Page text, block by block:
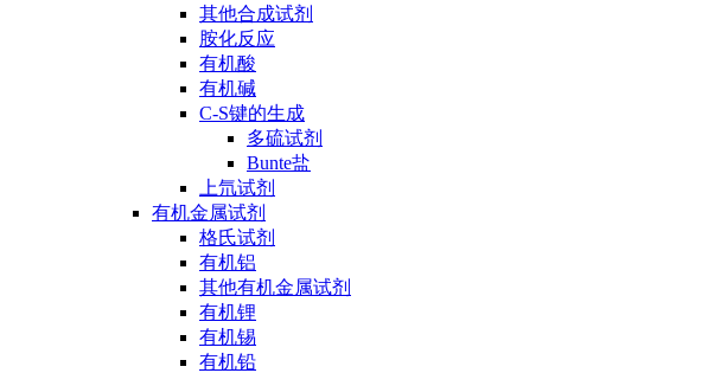
其他合成试剂
胺化反应
有机酸
有机碱
C-S键的生成
多硫试剂
Bunte盐
上氘试剂
有机金属试剂
格氏试剂
有机铝
其他有机金属试剂
有机锂
有机锡
有机铅